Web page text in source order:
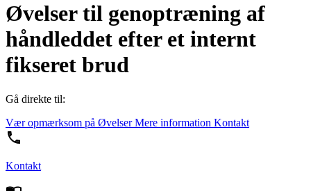
Øvelser til genoptræning af
håndleddet efter et internt
fikseret brud
Gå direkte til:
Vær opmærksom på ØvelserMere information Kontakt
Kontakt